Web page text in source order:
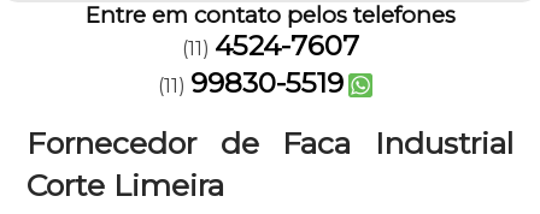
Entre em contato pelos telefones
(11) 4524-7607
(11) 99830-5519
Fornecedor de Faca Industrial
Corte Limeira